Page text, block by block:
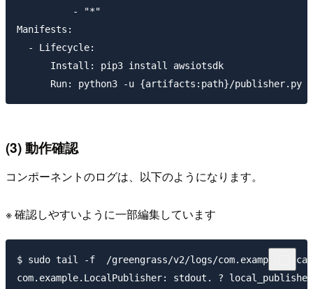
          - "*"
Manifests:
  - Lifecycle:
      Install: pip3 install awsiotsdk
(3) 動作確認
コンポーネントのログは、以下のようになります。
※ 確認しやすいように一部編集しています
$ sudo tail -f  /greengrass/v2/logs/
com.example.LocalPublisher: stdout. ?